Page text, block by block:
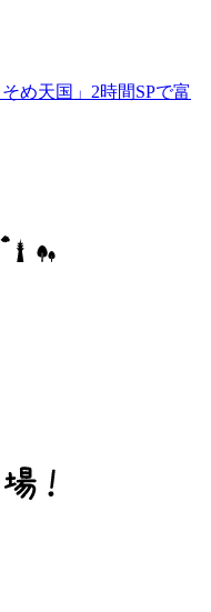
め天国」2時間SPで富